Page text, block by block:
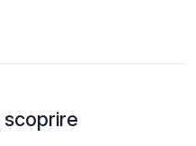
scoprire